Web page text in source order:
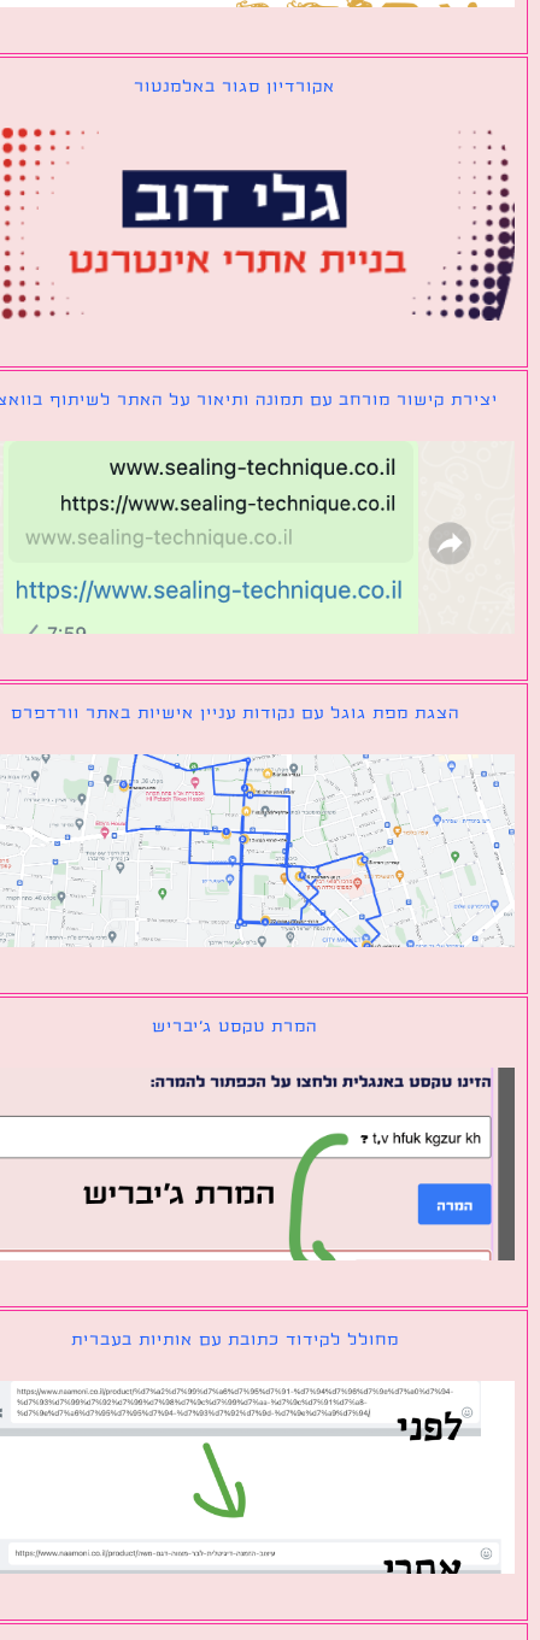
אקורדיון סגור באלמנטור
קישור מורחב עם תמונה ותיאור על האתר לשיתוף בוואצאפ
הצגת מפת גוגל עם נקודות עניין אישיות באתר וורדפרס
המרת טקסט ג׳יבריש
מחולל לקידוד כתובת עם אותיות בעברית